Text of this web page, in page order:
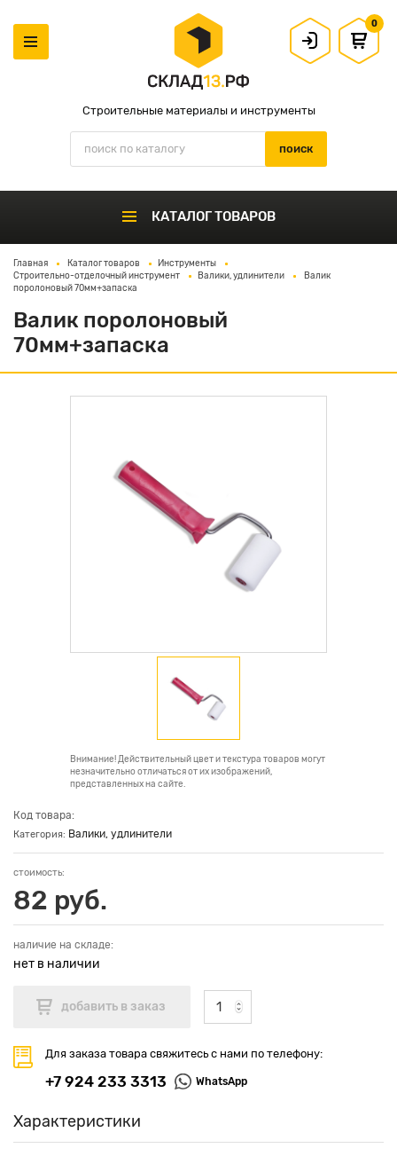
Строительные материалы и инструменты
0
КАТАЛОГ ТОВАРОВ
Главная Каталог товаров
Инструменты
Строительно-отделочный инструмент
Валики, удлинители
Валик
поролоновый 70мм+запаска
Валик поролоновый
70мм+запаска
Внимание! Действительный цвет и текстура товаров могут
незначительно отличаться от их изображений,
представленных на сайте.
Код товара:
Категория: Валики, удлинители
стоимость:
82 руб.
наличие на складе:
нет в наличии
Для заказа товара свяжитесь с нами по телефону:
+7 924 233 3313 WhatsApp
Характеристики